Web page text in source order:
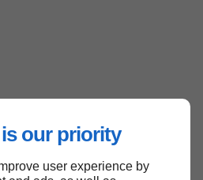
our priority
user experience by
de page